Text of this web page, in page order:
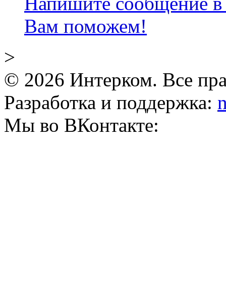
Вам поможем!
>
© 2026 Интерком. Все
Разработка и поддержка:
Мы во ВКонтакте: